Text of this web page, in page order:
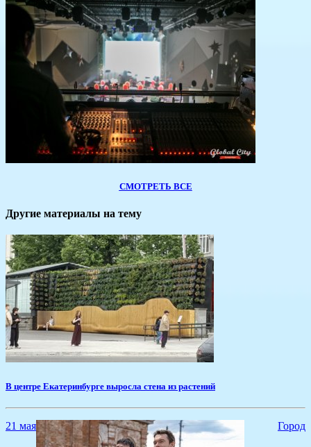
СМОТРЕТЬ ВСЕ
Другие материалы на тему
​В центре Екатеринбурге выросла стена из растений
21 мая Город